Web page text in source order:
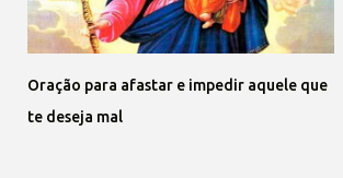
Oração para afastar e impedir aquele que
te deseja mal